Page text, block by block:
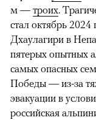
м — троих.
стал октябрь
Дхаулагири в
пятерых опытных
самых опасных
Победы — из-за
эвакуации в
российская